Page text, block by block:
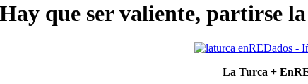
que ser valiente, partirse
La Turca +